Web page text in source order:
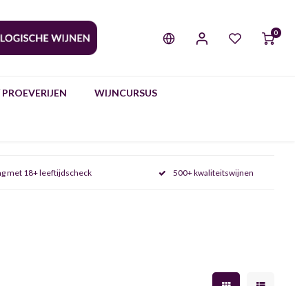
0
WIJNCURSUS
met 18+ leeftijdscheck 500+ kwaliteitswijnen